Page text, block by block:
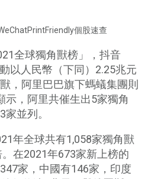
個股速查
全球獨角獸榜」，抖音
以人民幣（下同）2.25兆元
，阿里巴巴旗下螞蟻集團則
示，阿里共催生出5家獨角
3家並列。
年全球共有1,058家獨角獸
在2021年673家新上榜的
家，中國有146家，印度